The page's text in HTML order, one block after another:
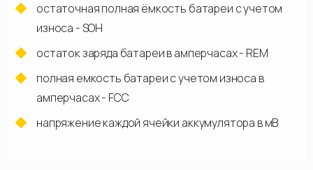
остаточная полная ёмкость батареи с учетом
износа - SOH
остаток заряда батареи в амперчасах - REM
полная емкость батареи с учетом износа в
амперчасах - FCC
напряжение каждой ячейки аккумулятора в мВ